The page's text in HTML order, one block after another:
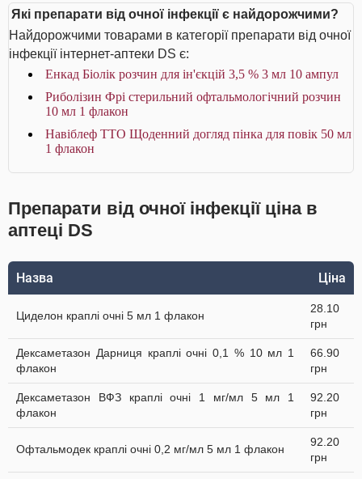
Які препарати від очної інфекції є найдорожчими?
Найдорожчими товарами в категорії препарати від очної
інфекції інтернет-аптеки DS є:
Енкад Біолік розчин для ін'єкцій 3,5 % 3 мл 10 ампул
Риболізин Фрі стерильний офтальмологічний розчин
10 мл 1 флакон
Навіблеф ТТО Щоденний догляд пінка для повік 50 мл
1 флакон
Препарати від очної інфекції ціна в
аптеці DS
Назва Ціна
Циделон краплі очні 5 мл 1 флакон
28.10
грн
Дексаметазон Дарниця краплі очні 0,1 % 10 мл 1
флакон
66.90
грн
Дексаметазон ВФЗ краплі очні 1 мг/мл 5 мл 1
флакон
92.20
грн
Офтальмодек краплі очні 0,2 мг/мл 5 мл 1 флакон
92.20
грн